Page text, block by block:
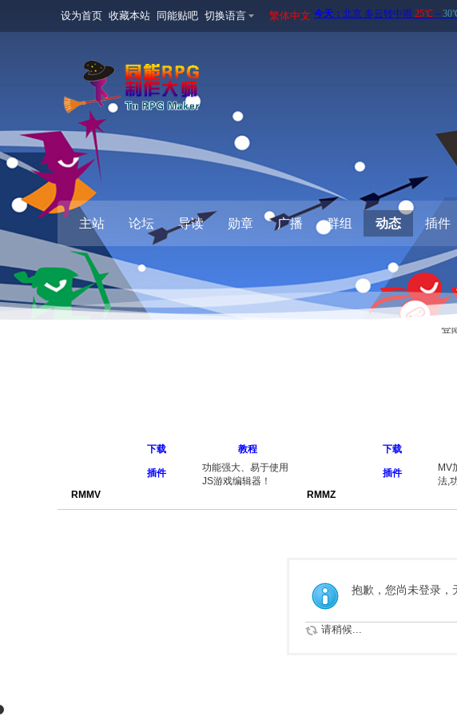
设为首页 收藏本站 同能贴吧 切换语言
繁体中文
主站 论坛 导读 勋章 广播 群组 动态 插件
登
RMMV
下载 教程
插件
功能强大、易于使用
JS游戏编辑器！
RMMZ
下载
插件
MV
法,
抱歉，您尚未登录，
请稍候...